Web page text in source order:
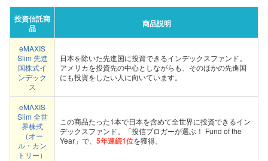
投資信託商
品
商品説明
eMAXIS
Slim 先進
国株式イ
ンデック
ス
日本を除いた先進国に投資できるインデックスファンド。
アメリカを投資先の中心としながらも、そのほかの先進国
にも投資をしたい人に向いています。
eMAXIS
Slim 全世
界株式
（オー
ル・カン
トリー）
この商品たった1本で日本を含めて全世界に投資できるイン
デックスファンド。「投信ブロガーが選ぶ！ Fund of the
Year」で、 5年連続1位を獲得。